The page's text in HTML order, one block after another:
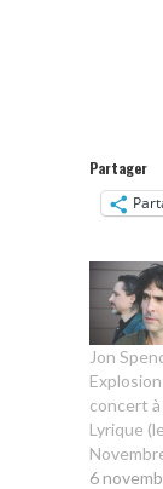
Partager
Jon
concert
Lyrique
6